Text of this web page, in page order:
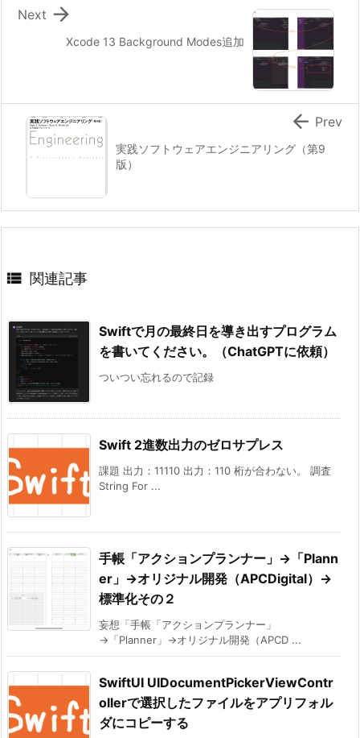
Xcode 13 Background Modes追加

Next
実践ソフトウェアエンジニアリング（第9
版）
 Prev
 関連記事
Swiftで月の最終日を導き出すプログラム
を書いてください。（ChatGPTに依頼）
ついつい忘れるので記録
Swift 2進数出力のゼロサプレス
課題 出力：11110 出力：110 桁が合わない。 調査
String For ...
手帳「アクションプランナー」→「Plann
er」→オリジナル開発（APCDigital）→
標準化その２
妄想「手帳「アクションプランナー」
→「Planner」→オリジナル開発（APCD ...
SwiftUI UIDocumentPickerViewContr
ollerで選択したファイルをアプリフォル
ダにコピーする